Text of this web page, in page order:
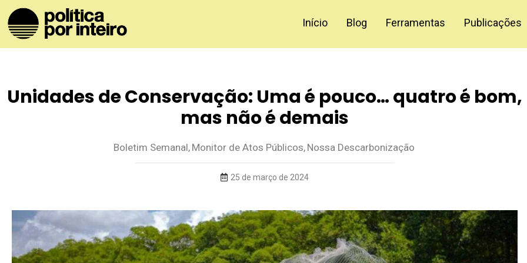
Início Blog Ferramentas Publicações
Unidades de Conservação: Uma é pouco… quatro é bom,
mas não é demais
Boletim Semanal, Monitor de Atos Públicos, Nossa Descarbonização
25 de março de 2024